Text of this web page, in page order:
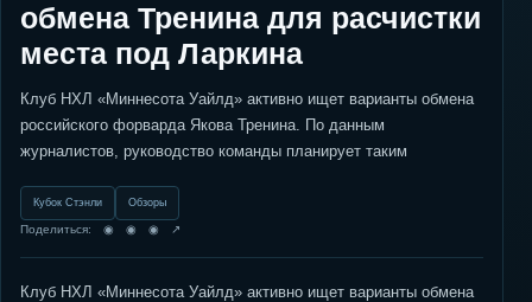
обмена Тренина для расчистки
места под Ларкина
Клуб НХЛ «Миннесота Уайлд» активно ищет варианты обмена
российского форварда Якова Тренина. По данным
журналистов, руководство команды планирует таким
Кубок Стэнли Обзоры
Поделиться: ◉ ◉ ◉ ↗
Клуб НХЛ «Миннесота Уайлд» активно ищет варианты обмена